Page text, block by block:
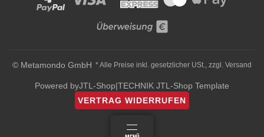
© Metamondo GmbH * Alle Preise inkl. gesetzlicher USt., zzgl. Versand
Powered byJTL-Shop|TECHNIK JTL-Shop Template
VERTRAG WIDERRUFEN